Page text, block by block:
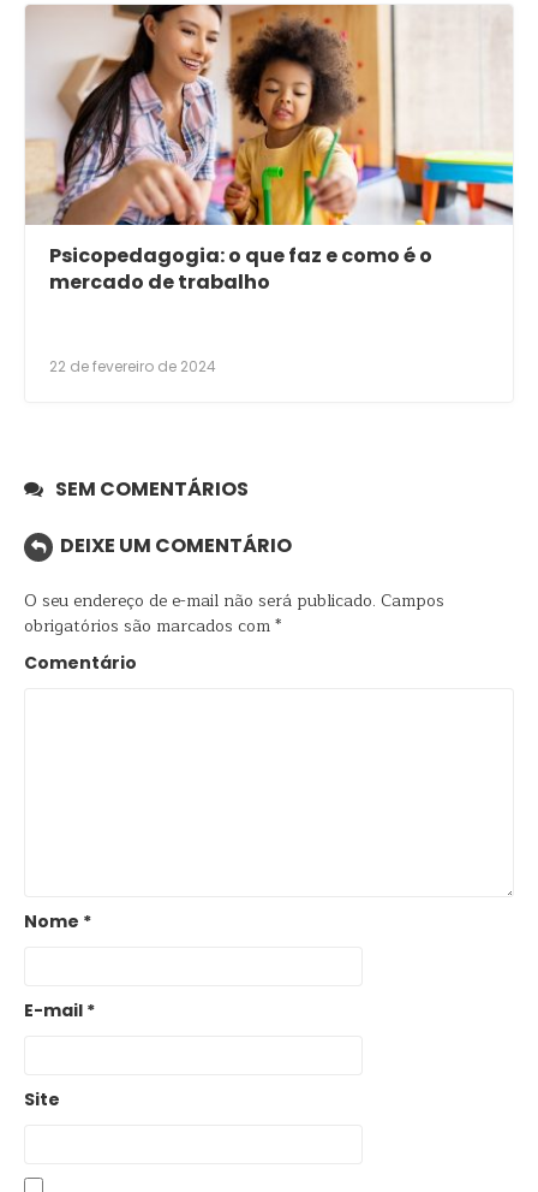
Psicopedagogia: o que faz e como é o
mercado de trabalho
22 de fevereiro de 2024
SEM COMENTÁRIOS
DEIXE UM COMENTÁRIO
O seu endereço de e-mail não será publicado. Campos
obrigatórios são marcados com*
Comentário
Nome *
E-mail *
Site